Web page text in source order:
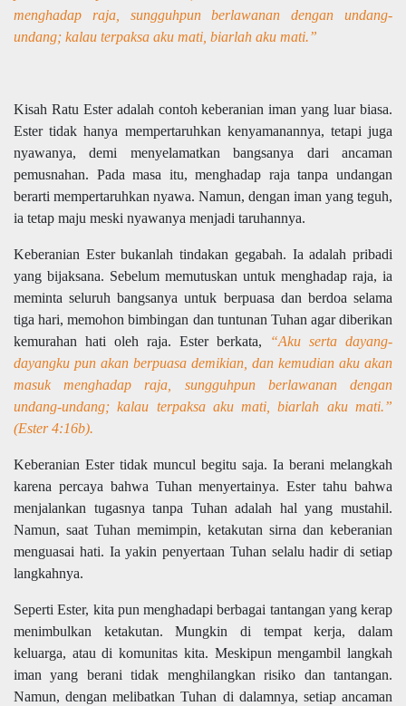
menghadap raja, sungguhpun berlawanan dengan undang-
undang; kalau terpaksa aku mati, biarlah aku mati.”
Kisah Ratu Ester adalah contoh keberanian iman yang luar biasa.
Ester tidak hanya mempertaruhkan kenyamanannya, tetapi juga
nyawanya, demi menyelamatkan bangsanya dari ancaman
pemusnahan. Pada masa itu, menghadap raja tanpa undangan
berarti mempertaruhkan nyawa. Namun, dengan iman yang teguh,
ia tetap maju meski nyawanya menjadi taruhannya.
Keberanian Ester bukanlah tindakan gegabah. Ia adalah pribadi
yang bijaksana. Sebelum memutuskan untuk menghadap raja, ia
meminta seluruh bangsanya untuk berpuasa dan berdoa selama
tiga hari, memohon bimbingan dan tuntunan Tuhan agar diberikan
kemurahan hati oleh raja. Ester berkata,
“Aku serta dayang-
dayangku pun akan berpuasa demikian, dan kemudian aku akan
masuk menghadap raja, sungguhpun berlawanan dengan
undang-undang; kalau terpaksa aku mati, biarlah aku mati.”
(Ester 4:16b).
Keberanian Ester tidak muncul begitu saja. Ia berani melangkah
karena percaya bahwa Tuhan menyertainya. Ester tahu bahwa
menjalankan tugasnya tanpa Tuhan adalah hal yang mustahil.
Namun, saat Tuhan memimpin, ketakutan sirna dan keberanian
menguasai hati. Ia yakin penyertaan Tuhan selalu hadir di setiap
langkahnya.
Seperti Ester, kita pun menghadapi berbagai tantangan yang kerap
menimbulkan ketakutan. Mungkin di tempat kerja, dalam
keluarga, atau di komunitas kita. Meskipun mengambil langkah
iman yang berani tidak menghilangkan risiko dan tantangan.
Namun, dengan melibatkan Tuhan di dalamnya, setiap ancaman